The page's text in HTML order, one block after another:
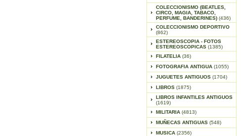
COLECCIONISMO (BEATLES,
CIRCO, MAGIA, TABACO,
PERFUME, BANDERINES) (436)
COLECCIONISMO DEPORTIVO
(862)
ESTEREOSCOPIA - FOTOS
ESTEREOSCOPICAS (1385)
FILATELIA (36)
FOTOGRAFIA ANTIGUA (1055)
JUGUETES ANTIGUOS (1704)
LIBROS (1875)
LIBROS INFANTILES ANTIGUOS
(1619)
MILITARIA (4813)
MUÑECAS ANTIGUAS (548)
MUSICA (2356)